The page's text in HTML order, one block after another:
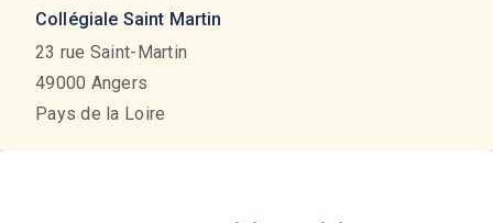
Collégiale Saint Martin
23 rue Saint-Martin
49000 Angers
Pays de la Loire